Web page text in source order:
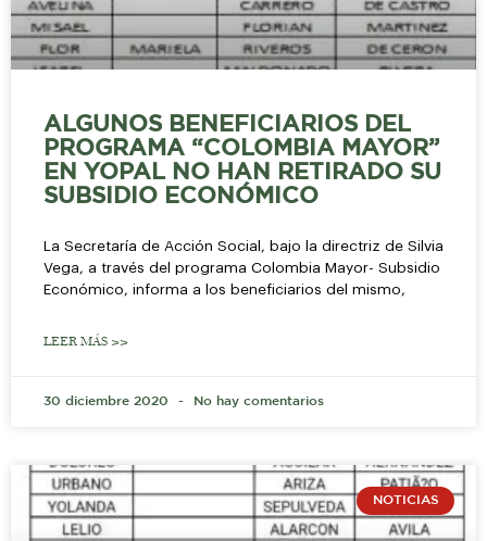
ALGUNOS BENEFICIARIOS DEL
PROGRAMA “COLOMBIA MAYOR”
EN YOPAL NO HAN RETIRADO SU
SUBSIDIO ECONÓMICO
La Secretaría de Acción Social, bajo la directriz de Silvia
Vega, a través del programa Colombia Mayor- Subsidio
Económico, informa a los beneficiarios del mismo,
LEER MÁS >>
30 diciembre 2020 No hay comentarios
NOTICIAS